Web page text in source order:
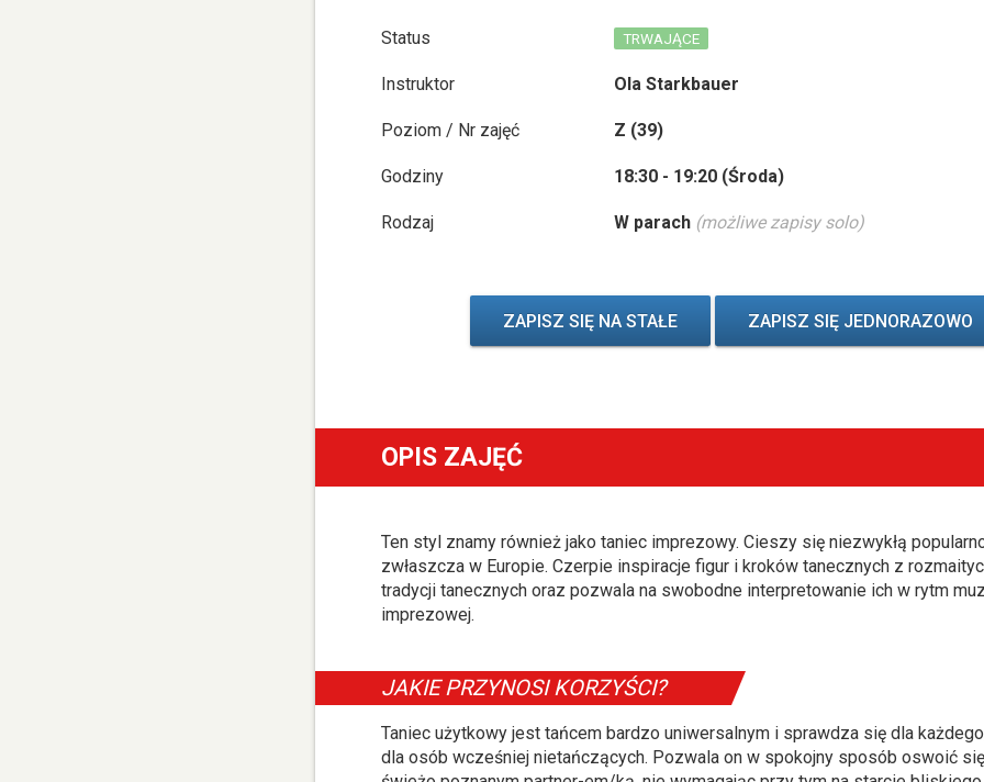
Status TRWAJĄCE
Instruktor Ola Starkbauer
Poziom / Nr zajęć Z (39)
Godziny 18:30 - 19:20 (Środa)
Rodzaj W parach(możliwe zapisy solo)
ZAPISZ SIĘ NA STAŁE ZAPISZ SIĘ JEDNORAZOWO
OPIS ZAJĘĆ
Ten styl znamy również jako taniec imprezowy. Cieszy się niezwykłą
zwłaszcza w Europie. Czerpie inspiracje figur i kroków tanecznych z
tradycji tanecznych oraz pozwala na swobodne interpretowanie ich w rytm
imprezowej.
JAKIE PRZYNOSI KORZYŚCI?
Taniec użytkowy jest tańcem bardzo uniwersalnym i sprawdza się dla
dla osób wcześniej nietańczących. Pozwala on w spokojny sposób oswoić